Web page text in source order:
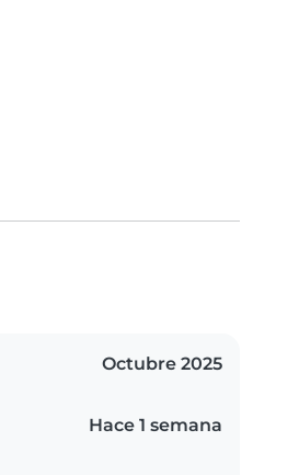
Octubre 2025
Hace 1 semana